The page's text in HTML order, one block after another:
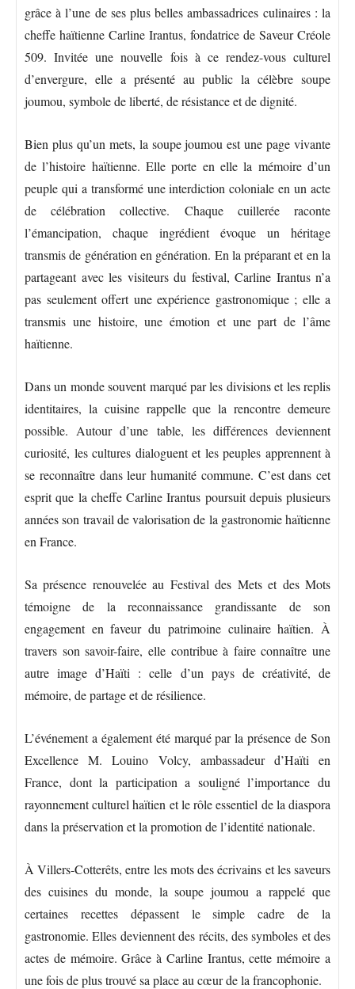
grâce à l’une de ses plus belles ambassadrices culinaires : la
cheffe haïtienne Carline Irantus, fondatrice de Saveur Créole
509. Invitée une nouvelle fois à ce rendez-vous culturel
d’envergure, elle a présenté au public la célèbre soupe
joumou, symbole de liberté, de résistance et de dignité.
Bien plus qu’un mets, la soupe joumou est une page vivante
de l’histoire haïtienne. Elle porte en elle la mémoire d’un
peuple qui a transformé une interdiction coloniale en un acte
de célébration collective. Chaque cuillerée raconte
l’émancipation, chaque ingrédient évoque un héritage
transmis de génération en génération. En la préparant et en la
partageant avec les visiteurs du festival, Carline Irantus n’a
pas seulement offert une expérience gastronomique ; elle a
transmis une histoire, une émotion et une part de l’âme
haïtienne.
Dans un monde souvent marqué par les divisions et les replis
identitaires, la cuisine rappelle que la rencontre demeure
possible. Autour d’une table, les différences deviennent
curiosité, les cultures dialoguent et les peuples apprennent à
se reconnaître dans leur humanité commune. C’est dans cet
esprit que la cheffe Carline Irantus poursuit depuis plusieurs
années son travail de valorisation de la gastronomie haïtienne
en France.
Sa présence renouvelée au Festival des Mets et des Mots
témoigne de la reconnaissance grandissante de son
engagement en faveur du patrimoine culinaire haïtien. À
travers son savoir-faire, elle contribue à faire connaître une
autre image d’Haïti : celle d’un pays de créativité, de
mémoire, de partage et de résilience.
L’événement a également été marqué par la présence de Son
Excellence M. Louino Volcy, ambassadeur d’Haïti en
France, dont la participation a souligné l’importance du
rayonnement culturel haïtien et le rôle essentiel de la diaspora
dans la préservation et la promotion de l’identité nationale.
À Villers-Cotterêts, entre les mots des écrivains et les saveurs
des cuisines du monde, la soupe joumou a rappelé que
certaines recettes dépassent le simple cadre de la
gastronomie. Elles deviennent des récits, des symboles et des
actes de mémoire. Grâce à Carline Irantus, cette mémoire a
une fois de plus trouvé sa place au cœur de la francophonie.